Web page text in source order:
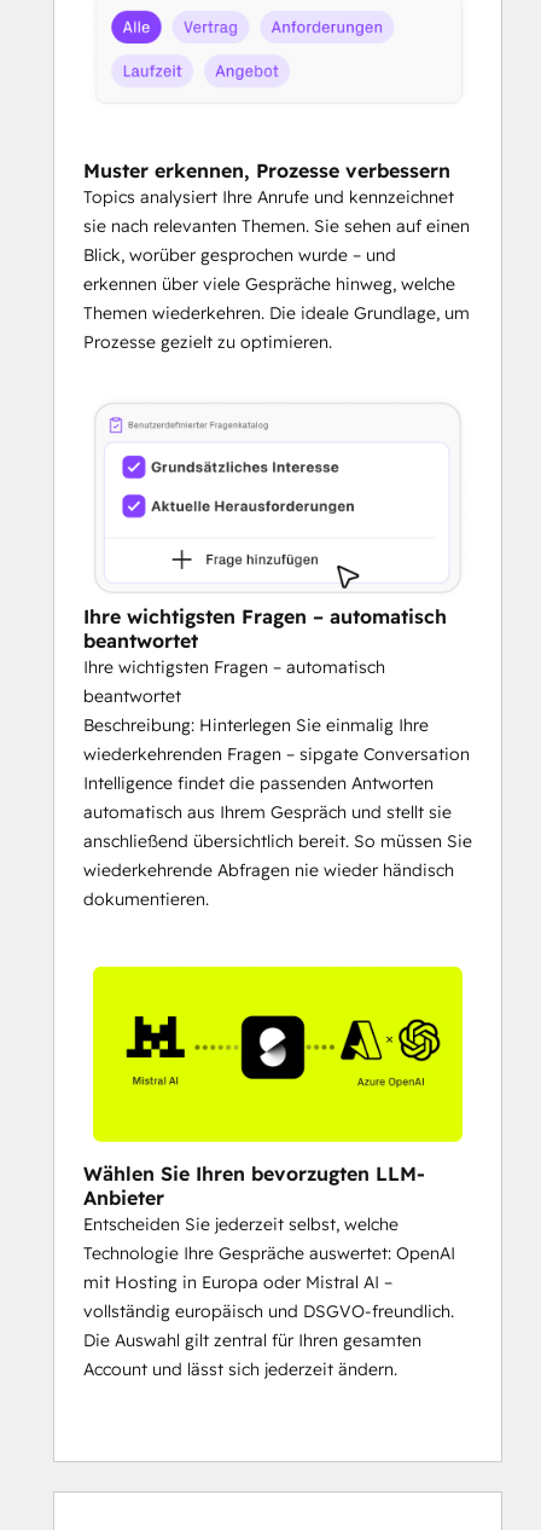
Muster erkennen, Prozesse verbessern
Topics analysiert Ihre Anrufe und kennzeichnet
sie nach relevanten Themen. Sie sehen auf einen
Blick, worüber gesprochen wurde – und
erkennen über viele Gespräche hinweg, welche
Themen wiederkehren. Die ideale Grundlage, um
Prozesse gezielt zu optimieren.
Ihre wichtigsten Fragen – automatisch
beantwortet
Ihre wichtigsten Fragen – automatisch
beantwortet
Beschreibung: Hinterlegen Sie einmalig Ihre
wiederkehrenden Fragen – sipgate Conversation
Intelligence findet die passenden Antworten
automatisch aus Ihrem Gespräch und stellt sie
anschließend übersichtlich bereit. So müssen Sie
wiederkehrende Abfragen nie wieder händisch
dokumentieren.
Wählen Sie Ihren bevorzugten LLM-
Anbieter
Entscheiden Sie jederzeit selbst, welche
Technologie Ihre Gespräche auswertet: OpenAI
mit Hosting in Europa oder Mistral AI –
vollständig europäisch und DSGVO-freundlich.
Die Auswahl gilt zentral für Ihren gesamten
Account und lässt sich jederzeit ändern.